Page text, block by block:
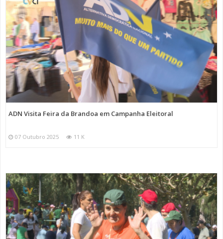
ADN Visita Feira da Brandoa em Campanha Eleitoral
07 Outubro 2025 11 K